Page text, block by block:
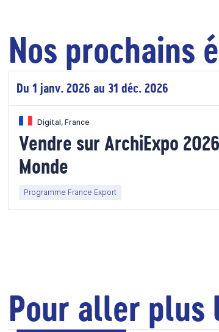
Nos prochains
Du 1 janv. 2026 au 31 déc. 2026
Digital, France
Vendre sur ArchiExpo
Monde
Programme France Export
Pour aller plus